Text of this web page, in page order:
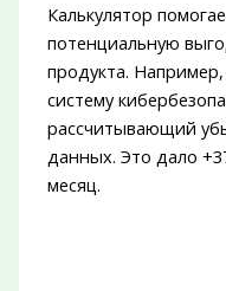
Калькулятор
потенциальную
продукта.
систему
рассчитывающий
данных. Это дало
месяц.